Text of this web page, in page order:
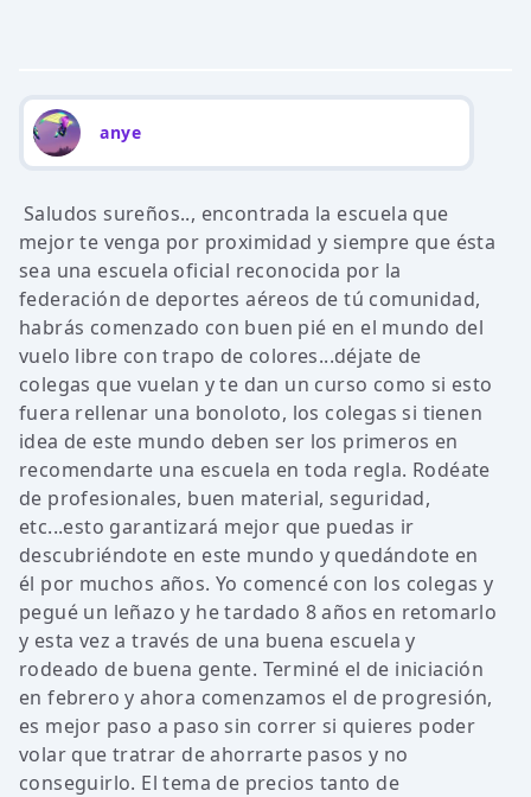
anye
Saludos sureños.., encontrada la escuela que
mejor te venga por proximidad y siempre que ésta
sea una escuela oficial reconocida por la
federación de deportes aéreos de tú comunidad,
habrás comenzado con buen pié en el mundo del
vuelo libre con trapo de colores...déjate de
colegas que vuelan y te dan un curso como si esto
fuera rellenar una bonoloto, los colegas si tienen
idea de este mundo deben ser los primeros en
recomendarte una escuela en toda regla. Rodéate
de profesionales, buen material, seguridad,
etc...esto garantizará mejor que puedas ir
descubriéndote en este mundo y quedándote en
él por muchos años. Yo comencé con los colegas y
pegué un leñazo y he tardado 8 años en retomarlo
y esta vez a través de una buena escuela y
rodeado de buena gente. Terminé el de iniciación
en febrero y ahora comenzamos el de progresión,
es mejor paso a paso sin correr si quieres poder
volar que tratrar de ahorrarte pasos y no
conseguirlo. El tema de precios tanto de